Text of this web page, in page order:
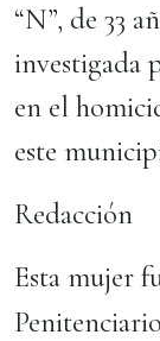
“N”, de 33
investigada
en el
este
Redacción
​Esta mujer